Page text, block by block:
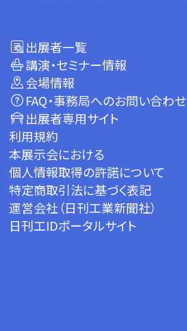
出展者一覧
講演・セミナー情報
会場情報
FAQ・事務局へのお問い合わせ
出展者専用サイト
利用規約
本展示会における
個人情報取得の許諾について
特定商取引法に基づく表記
運営会社（日刊工業新聞社）
日刊工IDポータルサイト